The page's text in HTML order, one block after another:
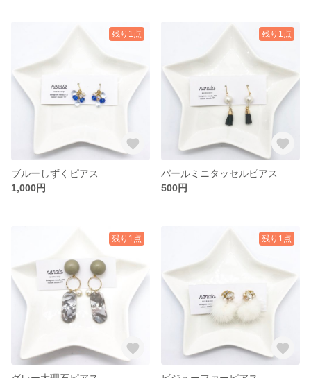
残り1点
ブルーしずくピアス
1,000円
残り1点
パールミニタッセルピアス
500円
残り1点 残り1点